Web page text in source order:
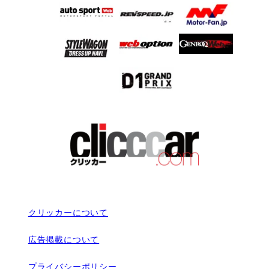
クリッカーについて
広告掲載について
プライバシーポリシー